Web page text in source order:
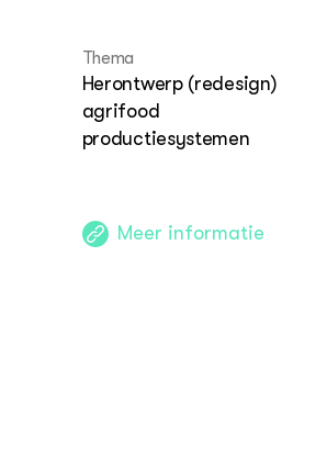
Thema
Herontwerp (redesign)
agrifood
productiesystemen
Meer informatie